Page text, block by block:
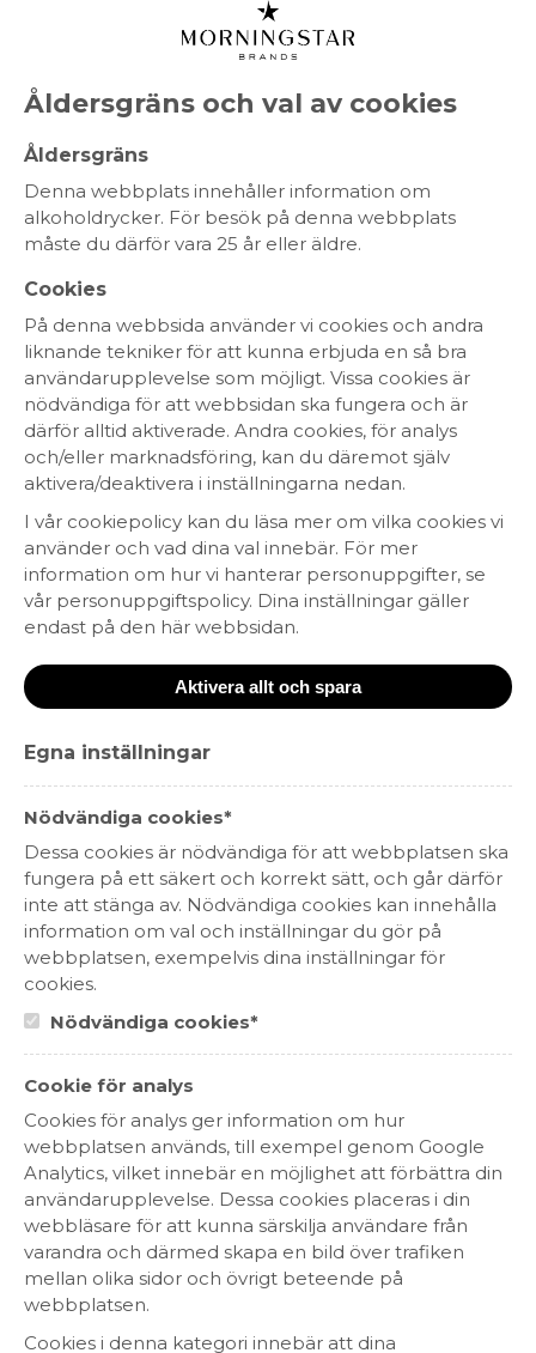
Ekologiskt vin
Med omtanke om både
smak och natur
Vin ska vara gott – både i glaset och för naturen. Våra
odlar med respekt för miljön, utan syntetiska
bekämpningsmedel eller konstgödsel - inga
kemiska medel har använts. Resultatet blir rena,
balanserade viner där druvornas naturliga karaktär
får ta plats.
Här hittar du bådeekologiskt vitt
rött ochmousserande vin– noga utvalt för sin
smak och sitt hållbara ursprung. Välj ett vin som
smakar mer, och känns bättre.
MOUSSERANDE
ROSÉVIN SPRIT
Ekologiskt
KRAV-märkt
Fairtrade
Fair´n Green
WIETA
Catch & Release Sauvignon Blanc
Organic Tetra
95 kr
VITT VIN
FRANKRIKE
Åldersgräns och val av cookies
Åldersgräns
Denna webbplats innehåller information om
alkoholdrycker. För besök på denna webbplats
måste du därför vara 25 år eller äldre.
Cookies
På denna webbsida använder vi cookies och andra
liknande tekniker för att kunna erbjuda en så bra
användarupplevelse som möjligt. Vissa cookies är
nödvändiga för att webbsidan ska fungera och är
därför alltid aktiverade. Andra cookies, för analys
och/eller marknadsföring, kan du däremot själv
aktivera/deaktivera i inställningarna nedan.
I vår cookiepolicy kan du läsa mer om vilka cookies vi
använder och vad dina val innebär. För mer
information om hur vi hanterar personuppgifter, se
vår personuppgiftspolicy. Dina inställningar gäller
endast på den här webbsidan.
Aktivera allt och spara
Egna inställningar
Nödvändiga cookies*
Dessa cookies är nödvändiga för att webbplatsen ska
fungera på ett säkert och korrekt sätt, och går därför
inte att stänga av. Nödvändiga cookies kan innehålla
information om val och inställningar du gör på
webbplatsen, exempelvis dina inställningar för
cookies.
Nödvändiga cookies*
Cookie för analys
Cookies för analys ger information om hur
webbplatsen används, till exempel genom Google
Analytics, vilket innebär en möjlighet att förbättra din
användarupplevelse. Dessa cookies placeras i din
webbläsare för att kunna särskilja användare från
varandra och därmed skapa en bild över trafiken
mellan olika sidor och övrigt beteende på
webbplatsen.
Cookies i denna kategori innebär att dina